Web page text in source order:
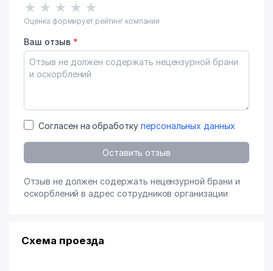
★ ★ ★ ★ ★
Оценка формирует рейтинг компании
Ваш отзыв *
Согласен на обработку персональных данных
Оставить отзыв
Отзыв не должен содержать нецензурной брани и
оскорблений в адрес сотрудников организации
Схема проезда